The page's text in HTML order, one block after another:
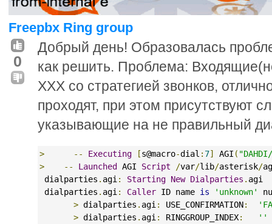
Freepbx Ring group
0
Добрый день! Образовалась
как решить. Проблема:
XXX со стратегией звонков,
проходят, при этом присутствуют
указывающие на не правильный
> -- Executing [s@macro-dial : 7] AGI (
>
-- Launched AGI Script /var/lib/asterisk/
dialparties . agi : Starting New Dialparties . agi
dialparties . agi : Caller ID name is 'unknown'
> dialparties . agi : USE_CONFIRMATION:
> dialparties . agi : RINGGROUP_INDEX:
''